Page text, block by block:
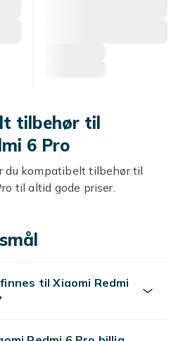
tilbehør til
6 Pro
du kompatibelt tilbehør til
til altid gode priser.
til Xiaomi Redmi 6 Pro
6 Pro-skjermen.
til Xiaomi Redmi